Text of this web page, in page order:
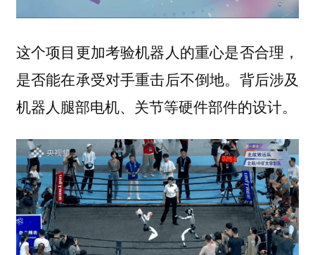
这个项目更加考验机器人的重心是否合理 ，
是否能在承受对手重击后不倒地。背后涉及
机器人腿部电机、关节等硬件部件的设计。